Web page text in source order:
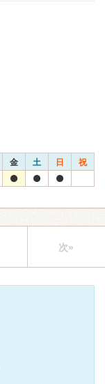
金 土 日 祝
次»